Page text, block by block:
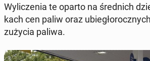
Wy­li­cze­nia te oparto na śred­nich
kach cen paliw oraz
zużycia paliwa.